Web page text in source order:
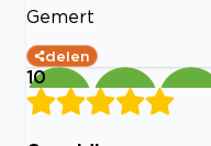
Gemert
delen
10